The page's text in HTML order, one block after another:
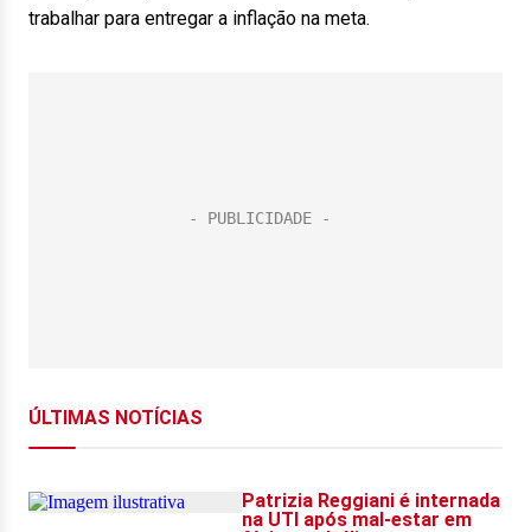
trabalhar para entregar a inflação na meta.